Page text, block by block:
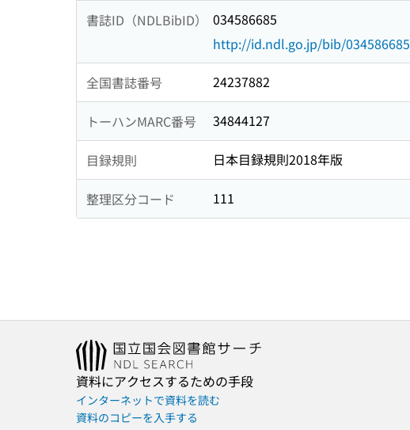
書誌ID（NDLBibID）
034586685
http://id.ndl.go.jp/bib/034586685
全国書誌番号 24237882
トーハンMARC番号 34844127
目録規則 日本目録規則2018年版
整理区分コード 111
資料にアクセスするための手段
インターネットで資料を読む
資料のコピーを入手する